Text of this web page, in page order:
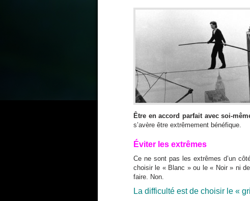
Être en accord parfait avec soi-
s’avère être extrêmement bénéfique.
Éviter les extrêmes
Ce ne sont pas les extrêmes d’un
choisir le « Blanc » ou le « Noir » ni
faire. Non.
La difficulté est de choisir le «